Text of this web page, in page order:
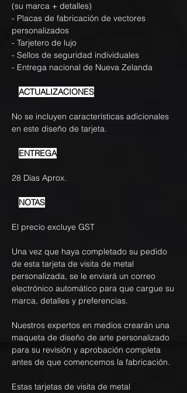
(su marca + detalles)
- Placas de fabricación de vectores
personalizados
- Tarjetero de lujo
- Sellos de seguridad individuales
- Entrega nacional de Nueva Zelanda
ACTUALIZACIONES
No se incluyen características adicionales
en este diseño de tarjeta.
ENTREGA
28 Días Aprox.
NOTAS
El precio excluye GST
Una vez que haya completado su pedido
de esta tarjeta de visita de metal
personalizada, se le enviará un correo
electrónico automático para que cargue su
marca, detalles y preferencias.
Nuestros expertos en medios crearán una
maqueta de diseño de arte personalizado
para su revisión y aprobación completa
antes de que comencemos la fabricación.
Estas tarjetas de visita de metal